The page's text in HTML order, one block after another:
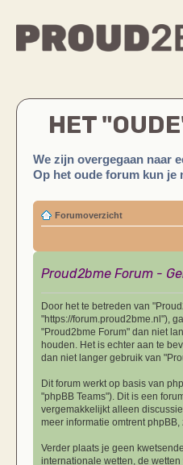
HET
We zijn overgegaan naar
Op het oude forum kun je
Forumoverzicht
Proud2bme Forum -
Door het te betreden van
"https://forum.proud2bme.nl"),
"Proud2bme Forum" dan niet
houden. Het is echter aan te
dan niet langer gebruik van
Dit forum werkt op basis van
"phpBB Teams"). Dit is een
vergemakkelijkt alleen
meer informatie omtrent phpBB,
Verder plaats je geen
internationale wetten, de